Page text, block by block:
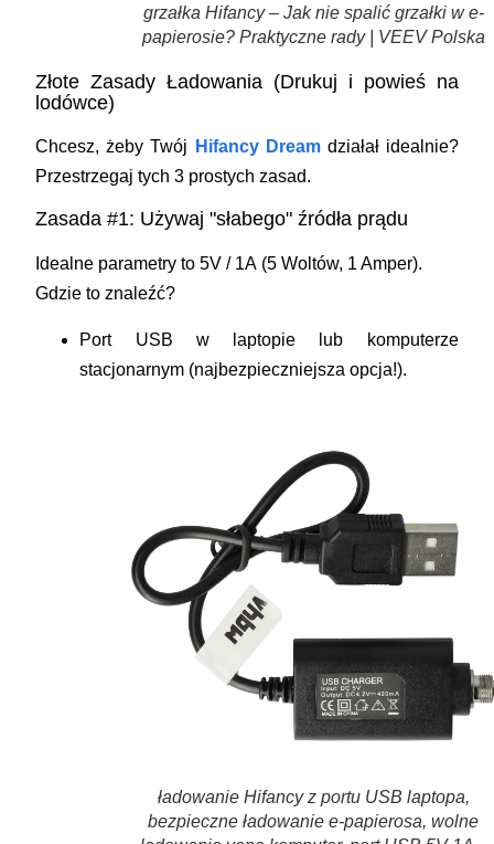
grzałka Hifancy – Jak nie spalić grzałki w e-
papierosie? Praktyczne rady | VEEV Polska
Złote Zasady Ładowania (Drukuj i powieś na
lodówce)
Chcesz, żeby Twój Hifancy Dreamdziałał idealnie?
Przestrzegaj tych 3 prostych zasad.
Zasada #1: Używaj "słabego" źródła prądu
Idealne parametry to5V / 1A (5 Woltów, 1 Amper).
Gdzie to znaleźć?
Port USB w laptopie lub komputerze
stacjonarnym (najbezpieczniejsza opcja!).
ładowanie Hifancy z portu USB laptopa,
bezpieczne ładowanie e-papierosa, wolne